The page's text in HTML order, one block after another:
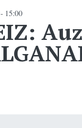
15:00